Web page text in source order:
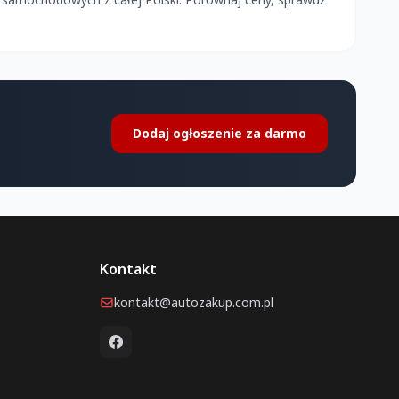
Dodaj ogłoszenie za darmo
Kontakt
kontakt@autozakup.com.pl